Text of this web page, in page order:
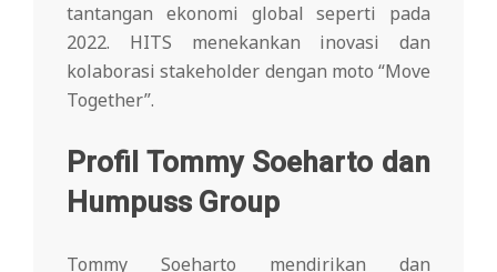
tantangan ekonomi global seperti pada
2022. HITS menekankan inovasi dan
kolaborasi stakeholder dengan moto “Move
Together”.
Profil Tommy Soeharto dan
Humpuss Group
Tommy Soeharto mendirikan dan